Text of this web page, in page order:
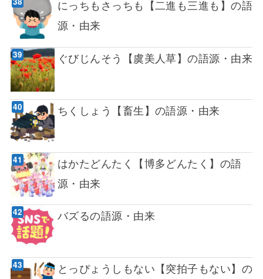
にっちもさっちも【二進も三進も】の語
源・由来
ぐびじんそう【虞美人草】の語源・由来
ちくしょう【畜生】の語源・由来
はかたどんたく【博多どんたく】の語
源・由来
バズるの語源・由来
とっぴょうしもない【突拍子もない】の